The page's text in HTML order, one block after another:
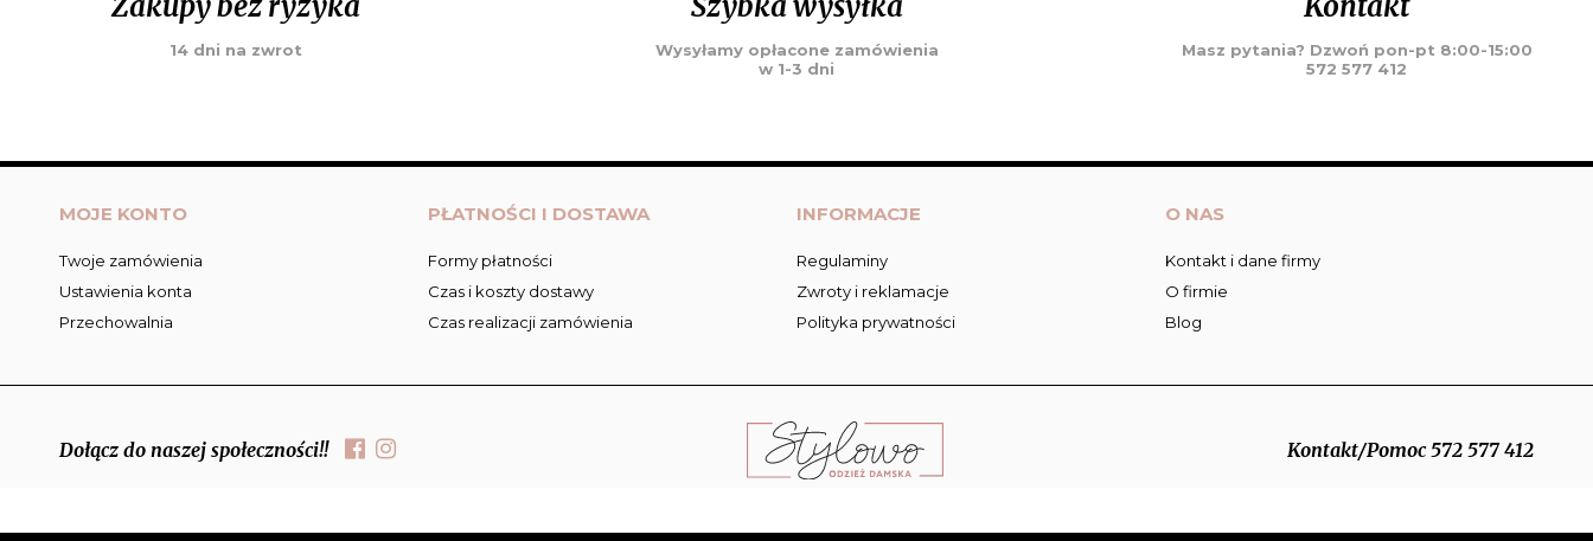
14 dni na zwrot
Wysyłamy opłacone zamówienia
w 1-3 dni
Masz pytania? Dzwoń pon-pt 8:00-15:00
572 577 412
MOJE KONTO
Twoje zamówienia
Ustawienia konta
Przechowalnia
PŁATNOŚCI I DOSTAWA
Formy płatności
Czas i koszty dostawy
Czas realizacji zamówienia
INFORMACJE
Regulaminy
Zwroty i reklamacje
Polityka prywatności
O NAS
Kontakt i dane firmy
O firmie
Blog
Dołącz do naszej społeczności!! Kontakt/Pomoc 572 577 412